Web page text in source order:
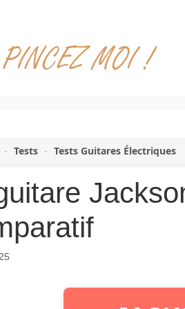
- Tests - Tests Guitares Électriques